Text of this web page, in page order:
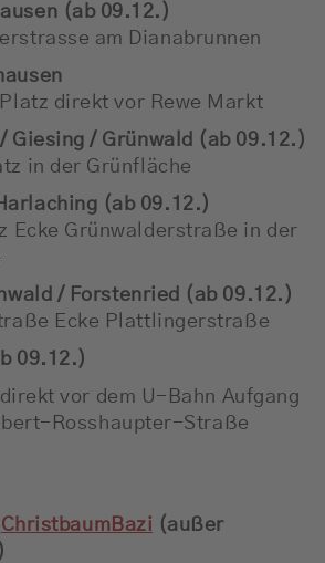
(ab 09.12.)
am Dianabrunnen
direkt vor Rewe Markt
Giesing / Grünwald (ab 09.12.)
in der Grünfläche
(ab 09.12.)
Ecke Grünwalderstraße in der
/ Forstenried (ab 09.12.)
Ecke Plattlingerstraße
09.12.)
vor dem U-Bahn Aufgang
Rosshaupter-Straße
ChristbaumBazi (außer